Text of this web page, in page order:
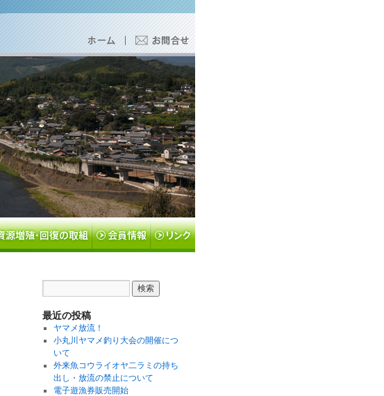
最近の投稿
ヤマメ放流！
小丸川ヤマメ釣り大会の開催につ
いて
外来魚コウライオヤ二ラミの持ち
出し・放流の禁止について
電子遊漁券販売開始